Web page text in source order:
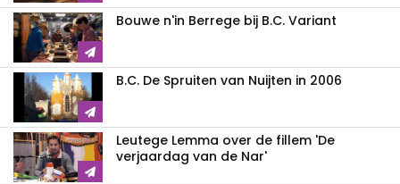
Bouwe n'in Berrege bij B.C. Variant
B.C. De Spruiten van Nuijten in 2006
Leutege Lemma over de fillem 'De
verjaardag van de Nar'